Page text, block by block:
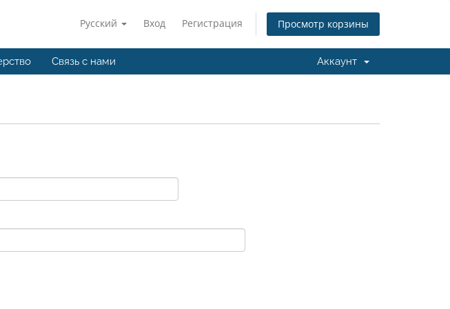
Русский Вход Регистрация Просмотр корзины
Связь с нами Аккаунт